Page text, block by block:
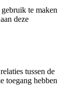
te maken
deze
tussen de
toegang hebben